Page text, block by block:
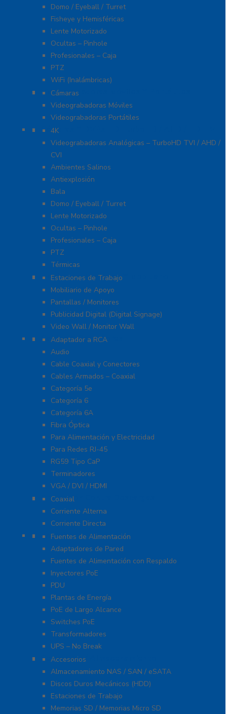
Domo / Eyeball / Turret
Fisheye y Hemisféricas
Lente Motorizado
Ocultas – Pinhole
Profesionales – Caja
PTZ
WiFi (Inalámbricas)
Videograbadoras Móviles Y Portátiles
Cámaras
Videograbadoras Móviles
Videograbadoras Portátiles
Cámaras Y DVRs HD TurboHD / AHD / HD-TVI
4K
Videograbadoras Analógicas – TurboHD TVI / AHD /
CVI
Ambientes Salinos
Antiexplosión
Bala
Domo / Eyeball / Turret
Lente Motorizado
Ocultas – Pinhole
Profesionales – Caja
PTZ
Térmicas
Monitores Pantallas Y Mobiliario
Estaciones de Trabajo
Mobiliario de Apoyo
Pantallas / Monitores
Publicidad Digital (Digital Signage)
Video Wall / Monitor Wall
Cables Y Conectores
Adaptador a RCA
Audio
Cable Coaxial y Conectores
Cables Armados – Coaxial
Categoría 5e
Categoría 6
Categoría 6A
Fibra Óptica
Para Alimentación y Electricidad
Para Redes RJ-45
RG59 Tipo CaP
Terminadores
VGA / DVI / HDMI
Protección Contra Descargas
Coaxial
Corriente Alterna
Corriente Directa
Energía
Fuentes de Alimentación
Adaptadores de Pared
Fuentes de Alimentación con Respaldo
Inyectores PoE
PDU
Plantas de Energía
PoE de Largo Alcance
Switches PoE
Transformadores
UPS – No Break
Servidores / Almacenamiento
Accesorios
Almacenamiento NAS / SAN / eSATA
Discos Duros Mecánicos (HDD)
Estaciones de Trabajo
Memorias SD / Memorias Micro SD